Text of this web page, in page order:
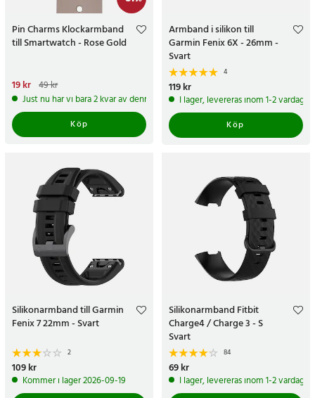
Pin Charms Klockarmband
till Smartwatch - Rose Gold
Nuvarande pris
pris:49 kr
19 kr 49 kr
Just nu har vi bara 2 kvar av denna produkt
Köp
Armband i silikon till
Garmin Fenix 6X - 26mm -
Svart
4
Pris:119 kr
119 kr
I lager, levereras inom 1-2 vardagar
Köp
Silikonarmband till Garmin
Fenix 7 22mm - Svart
2
Pris:109 kr
109 kr
Kommer i lager 2026-09-19
Silikonarmband Fitbit
Charge4 / Charge 3 - S
Svart
84
Pris:
69 kr
I lager, levereras inom 1-2 vardagar